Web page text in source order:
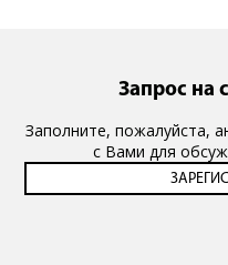
Запрос на
Заполните, пожалуйста,
с Вами для